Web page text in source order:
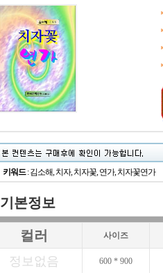
키워드: 김소해, 치자, 치자꽃, 연가, 치자꽃연가
기본정보
컬러 사이즈
정보없음 600 * 900